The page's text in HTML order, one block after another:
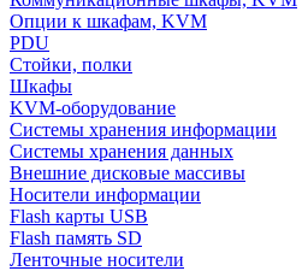
Опции к шкафам, KVM
PDU
Стойки, полки
Шкафы
KVM-оборудование
Системы хранения информации
Системы хранения данных
Внешние дисковые массивы
Носители информации
Flash карты USB
Flash память SD
Ленточные носители